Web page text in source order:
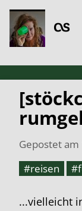
Gepostet am
#reisen
...vielleicht